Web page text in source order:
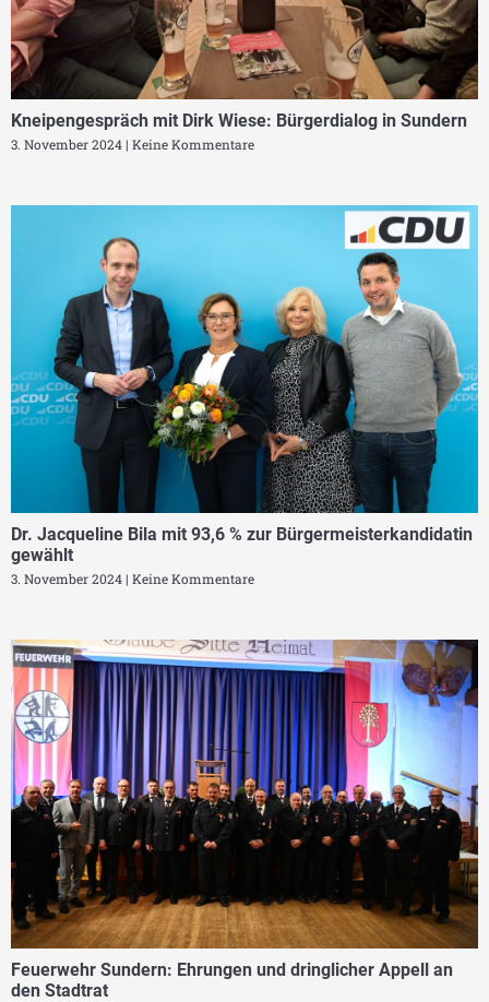
Kneipengespräch mit Dirk Wiese: Bürgerdialog in Sundern
3. November 2024 Keine Kommentare
Dr. Jacqueline Bila mit 93,6 % zur Bürgermeisterkandidatin
gewählt
3. November 2024 Keine Kommentare
Feuerwehr Sundern: Ehrungen und dringlicher Appell an
den Stadtrat